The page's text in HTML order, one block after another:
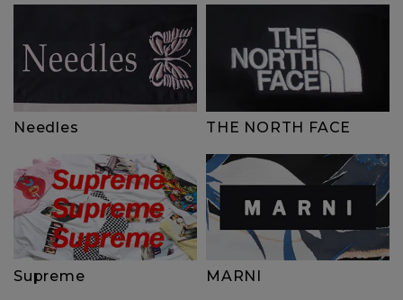
Needles THE NORTH FACE
Supreme MARNI